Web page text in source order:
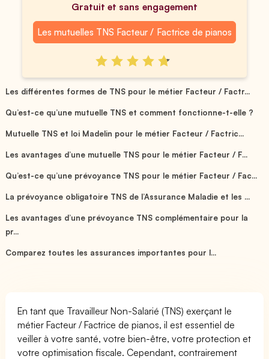
Gratuit et sans engagement
Les mutuelles TNS Facteur / Factrice de pianos
Les différentes formes de TNS pour le métier Facteur / Factr...
Qu’est-ce qu’une mutuelle TNS et comment fonctionne-t-elle ?
Mutuelle TNS et loi Madelin pour le métier Facteur / Factric...
Les avantages d’une mutuelle TNS pour le métier Facteur / F...
Qu’est-ce qu’une prévoyance TNS pour le métier Facteur / Fac...
La prévoyance obligatoire TNS de l’Assurance Maladie et les ...
Les avantages d’une prévoyance TNS complémentaire pour la
pr...
Comparez toutes les assurances importantes pour l...
En tant que Travailleur Non-Salarié (TNS) exerçant le
métier Facteur / Factrice de pianos, il est essentiel de
veiller à votre santé, votre bien-être, votre protection et
votre optimisation fiscale. Cependant, contrairement